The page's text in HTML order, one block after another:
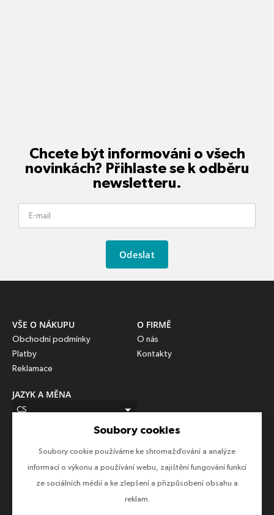
Chcete být informováni o všech
novinkách? Přihlaste se k odběru
newsletteru.
Odeslat
VŠE O NÁKUPU
Obchodní podmínky
Platby
Reklamace
O FIRMĚ
O nás
Kontakty
JAZYK A MĚNA
CS
Soubory cookies
Soubory cookie používáme ke shromažďování a analýze
informací o výkonu a používání webu, zajištění fungování funkcí
ze sociálních médií a ke zlepšení a přizpůsobení obsahu a
reklam.